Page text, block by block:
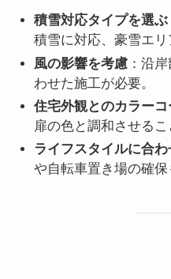
積雪対応タイプを選ぶ
積雪に対応、豪雪エリ
風の影響を考慮 ：沿
わせた施工が必要。
住宅外観とのカラーコ
扉の色と調和させるこ
ライフスタイルに合
や自転車置き場の確保